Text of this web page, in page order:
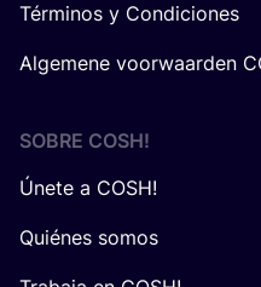
Términos y Condiciones
Algemene voorwaarden
SOBRE COSH!
Únete a COSH!
Quiénes somos